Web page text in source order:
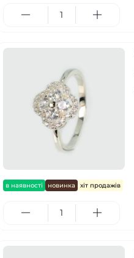
в наявності новинка хіт продажів